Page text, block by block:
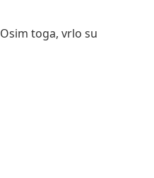
toga, vrlo su